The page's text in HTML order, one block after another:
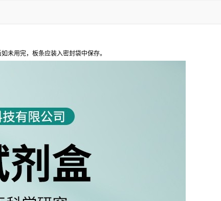
未用完，板条应装入密封袋中保存。